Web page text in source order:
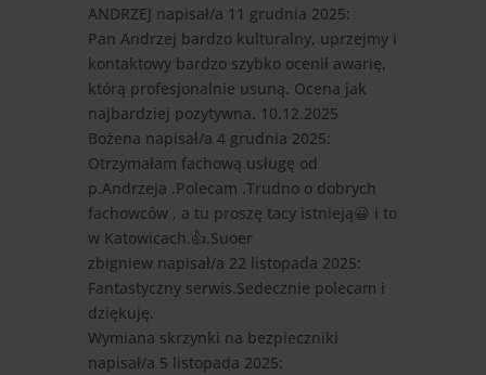
ANDRZEJ napisał/a 11 grudnia 2025:
Pan Andrzej bardzo kulturalny, uprzejmy i
kontaktowy bardzo szybko ocenił awarię,
którą profesjonalnie usuną. Ocena jak
najbardziej pozytywna. 10.12.2025
Bożena napisał/a 4 grudnia 2025:
Otrzymałam fachową usługę od
p.Andrzeja .Polecam .Trudno o dobrych
fachowców , a tu proszę tacy istnieją😀 i to
w Katowicach.👍.Suoer
zbigniew napisał/a 22 listopada 2025:
Fantastyczny serwis.Sedecznie polecam i
dziękuję.
Wymiana skrzynki na bezpieczniki
napisał/a 5 listopada 2025: